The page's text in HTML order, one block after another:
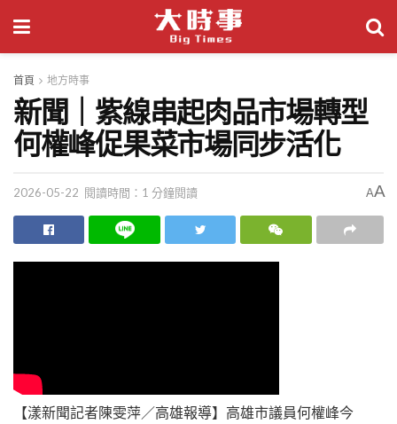
首頁 地方時事
新聞｜紫線串起肉品市場轉型
何權峰促果菜市場同步活化
2026-05-22 閱讀時間：1 分鐘閱讀 AA
【漾新聞記者陳雯萍／高雄報導】高雄市議員何權峰今